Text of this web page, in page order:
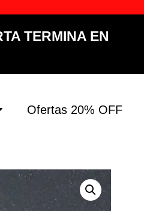
TERMINA EN
Ofertas 20% OFF